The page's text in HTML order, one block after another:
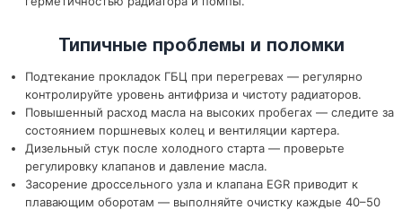
Типичные проблемы и поломки
Подтекание прокладок ГБЦ при перегревах — регулярно
контролируйте уровень антифриза и чистоту радиаторов.
Повышенный расход масла на высоких пробегах — следите за
состоянием поршневых колец и вентиляции картера.
Дизельный стук после холодного старта — проверьте
регулировку клапанов и давление масла.
Засорение дроссельного узла и клапана EGR приводит к
плавающим оборотам — выполняйте очистку каждые 40–50